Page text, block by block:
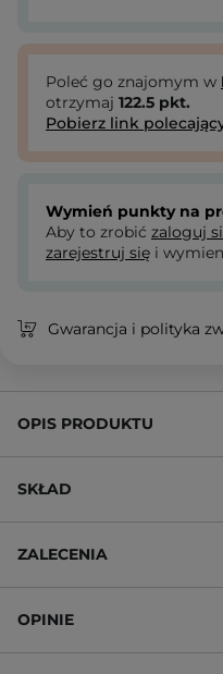
Poleć go znajomym w
otrzymaj 122.5 pkt.
Pobierz link
Wymień punkty na
Aby to zrobić zaloguj
zarejestruj się i
Gwarancja i polityka
OPIS PRODUKTU
SKŁAD
ZALECENIA
OPINIE